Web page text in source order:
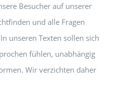
Besucher auf unserer
und alle Fragen
unseren Texten sollen sich
fühlen, unabhängig
Wir verzichten daher